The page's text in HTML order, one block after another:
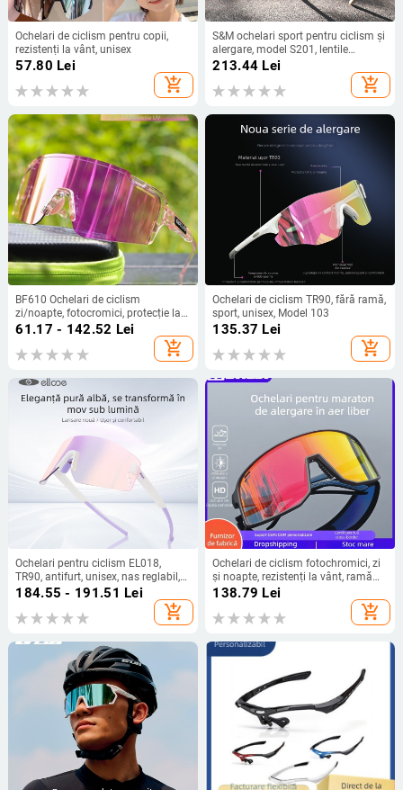
Ochelari de ciclism pentru copii,
rezistenți la vânt, unisex
57.80 Lei
add_shopping_cart
S&M ochelari sport pentru ciclism și
alergare, model S201, lentile
fotochromice, lentile
interschimbabile, suport nazal
reglabil, compatibili cu ochelari de
213.44 Lei
add_shopping_cart
BF610 Ochelari de ciclism
zi/noapte, fotocromici, protecție la
vânt, pentru sporturi în aer liber,
interschimbabile, compatibile cu
61.17 - 142.52 Lei
add_shopping_cart
Ochelari de ciclism TR90, fără ramă,
sport, unisex, Model 103
135.37 Lei
add_shopping_cart
Ochelari pentru ciclism EL018,
TR90, antifurt, unisex, nas reglabil,
compatibili cu lentile dioptrice
184.55 - 191.51 Lei
add_shopping_cart
Ochelari de ciclism fotochromici, zi
și noapte, rezistenți la vânt, ramă
completă, lentile interschimbabile
138.79 Lei
add_shopping_cart